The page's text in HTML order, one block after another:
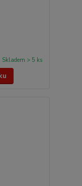
Skladem > 5 ks